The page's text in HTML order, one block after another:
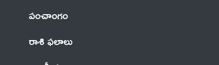
పంచాంగం
రాశి ఫలాలు